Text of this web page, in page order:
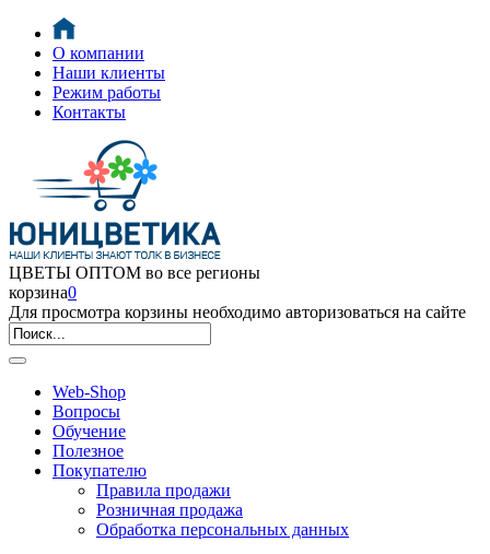
О компании
Наши клиенты
Режим работы
Контакты
ЦВЕТЫ ОПТОМ во все регионы
корзина0
Для просмотра корзины необходимо авторизоваться на сайте
Web-Shop
Вопросы
Обучение
Полезное
Покупателю
Правила продажи
Розничная продажа
Обработка персональных данных